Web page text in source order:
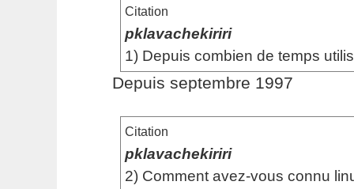
Citation
pklavachekiriri
1) Depuis combien de temps
Depuis septembre 1997
Citation
pklavachekiriri
2) Comment avez-vous connu